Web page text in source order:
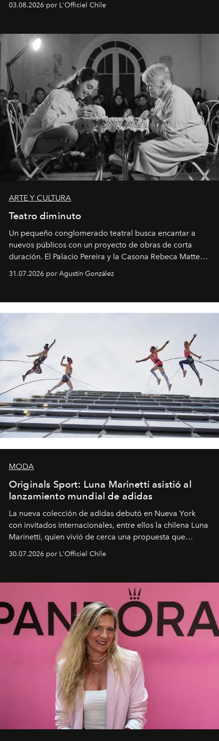
03.08.2026 por L'Officiel Chile
ARTE Y CULTURA
Teatro diminuto
Un pequeño conglomerado teatral busca encantar a
nuevos públicos con un proyecto de obras de corta
duración. El Palacio Pereira y la Casona Rebeca Matte
miniobras. Sus puestas en escena son limpias; ponen el
31.07.2026 por Agustín González
MODA
Originals Sport: Luna Marinetti asistió al
lanzamiento mundial de adidas
La nueva colección de adidas debutó en Nueva York
con invitados internacionales, entre ellos la chilena Luna
Marinetti, quien vivió de cerca una propuesta que
30.07.2026 por L'Officiel Chile